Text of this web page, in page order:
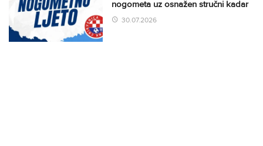
nogometa uz osnažen stručni kadar
30.07.2026